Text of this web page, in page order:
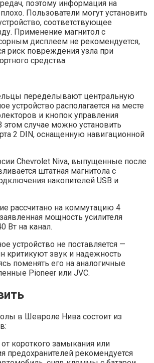
поэтому информация на
Пользователи могут установить
соответствующее
Применение магнитол с
дисплеем не рекомендуется,
риск повреждения узла при
средства.
переделывают центральную
устройство располагается на месте
и кнопок управления
случае можно установить
2 DIN, оснащенную навигационной
Chevrolet Niva, выпущенные после
штатная магнитола с
накопителей USB и
рассчитано на коммутацию 4
мощность усилителя
Вт на канал.
устройство не поставляется —
звук и надежность
поменять его на аналогичные
Pioneer или JVC.
в Шевроле Нива состоит из
короткого замыкания или
предохранителей рекомендуется